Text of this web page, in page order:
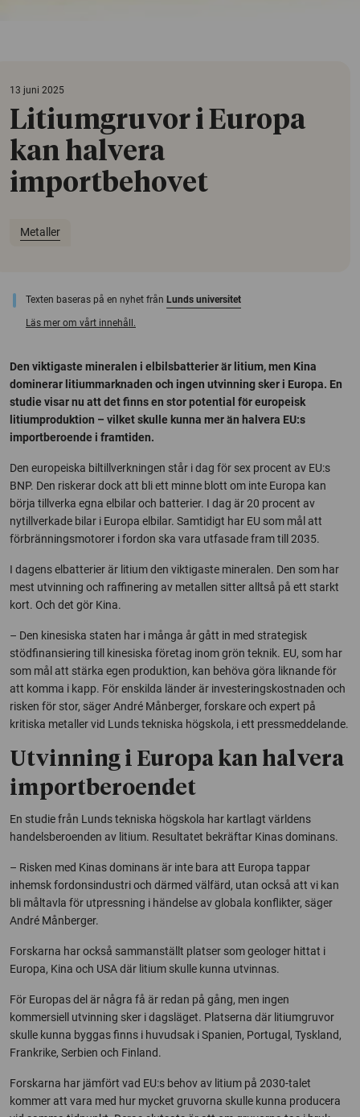
13 juni 2025
Litiumgruvor i Europa
kan halvera
importbehovet
Metaller
Texten baseras på en nyhet från Lunds universitet
Läs mer om vårt innehåll.
Den viktigaste mineralen i elbilsbatterier är litium, men Kina
dominerar litiummarknaden och ingen utvinning sker i Europa. En
studie visar nu att det finns en stor potential för europeisk
litiumproduktion – vilket skulle kunna mer än halvera EU:s
importberoende i framtiden.
Den europeiska biltillverkningen står i dag för sex procent av EU:s
BNP. Den riskerar dock att bli ett minne blott om inte Europa kan
börja tillverka egna elbilar och batterier. I dag är 20 procent av
nytillverkade bilar i Europa elbilar. Samtidigt har EU som mål att
förbränningsmotorer i fordon ska vara utfasade fram till 2035.
I dagens elbatterier är litium den viktigaste mineralen. Den som har
mest utvinning och raffinering av metallen sitter alltså på ett starkt
kort. Och det gör Kina.
– Den kinesiska staten har i många år gått in med strategisk
stödfinansiering till kinesiska företag inom grön teknik. EU, som har
som mål att stärka egen produktion, kan behöva göra liknande för
att komma i kapp. För enskilda länder är investeringskostnaden och
risken för stor, säger André Månberger, forskare och expert på
kritiska metaller vid Lunds tekniska högskola, i ett pressmeddelande.
Utvinning i Europa kan halvera
importberoendet
En studie från Lunds tekniska högskola har kartlagt världens
handelsberoenden av litium. Resultatet bekräftar Kinas dominans.
– Risken med Kinas dominans är inte bara att Europa tappar
inhemsk fordonsindustri och därmed välfärd, utan också att vi kan
bli måltavla för utpressning i händelse av globala konflikter, säger
André Månberger.
Forskarna har också sammanställt platser som geologer hittat i
Europa, Kina och USA där litium skulle kunna utvinnas.
För Europas del är några få är redan på gång, men ingen
kommersiell utvinning sker i dagsläget. Platserna där litiumgruvor
skulle kunna byggas finns i huvudsak i Spanien, Portugal, Tyskland,
Frankrike, Serbien och Finland.
Forskarna har jämfört vad EU:s behov av litium på 2030-talet
kommer att vara med hur mycket gruvorna skulle kunna producera